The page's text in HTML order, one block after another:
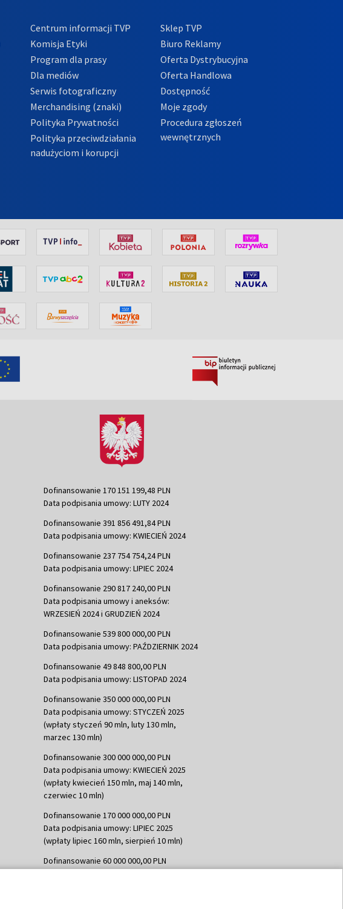
Centrum informacji TVP
Komisja Etyki
Program dla prasy
Dla mediów
Serwis fotograficzny
Merchandising (znaki)
Polityka Prywatności
Polityka przeciwdziałania
nadużyciom i korupcji
Sklep TVP
Biuro Reklamy
Oferta Dystrybucyjna
Oferta Handlowa
Dostępność
Moje zgody
Procedura zgłoszeń
wewnętrznych
Dofinansowanie 170 151 199,48 PLN
Data podpisania umowy: LUTY 2024
Dofinansowanie 391 856 491,84 PLN
Data podpisania umowy: KWIECIEŃ 2024
Dofinansowanie 237 754 754,24 PLN
Data podpisania umowy: LIPIEC 2024
Dofinansowanie 290 817 240,00 PLN
Data podpisania umowy i aneksów:
WRZESIEŃ 2024 i GRUDZIEŃ 2024
Dofinansowanie 539 800 000,00 PLN
Data podpisania umowy: PAŹDZIERNIK 2024
Dofinansowanie 49 848 800,00 PLN
Data podpisania umowy: LISTOPAD 2024
Dofinansowanie 350 000 000,00 PLN
Data podpisania umowy: STYCZEŃ 2025
(wpłaty styczeń 90 mln, luty 130 mln,
marzec 130 mln)
Dofinansowanie 300 000 000,00 PLN
Data podpisania umowy: KWIECIEŃ 2025
(wpłaty kwiecień 150 mln, maj 140 mln,
czerwiec 10 mln)
Dofinansowanie 170 000 000,00 PLN
Data podpisania umowy: LIPIEC 2025
(wpłaty lipiec 160 mln, sierpień 10 mln)
Dofinansowanie 60 000 000,00 PLN